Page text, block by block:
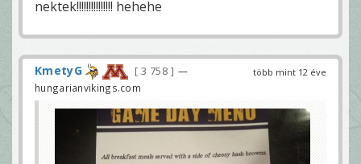
nektek!!!!!!!!!!!!!!! hehehe
több mint 12 éve
KmetyG 3 758
—
hungarianvikings.com